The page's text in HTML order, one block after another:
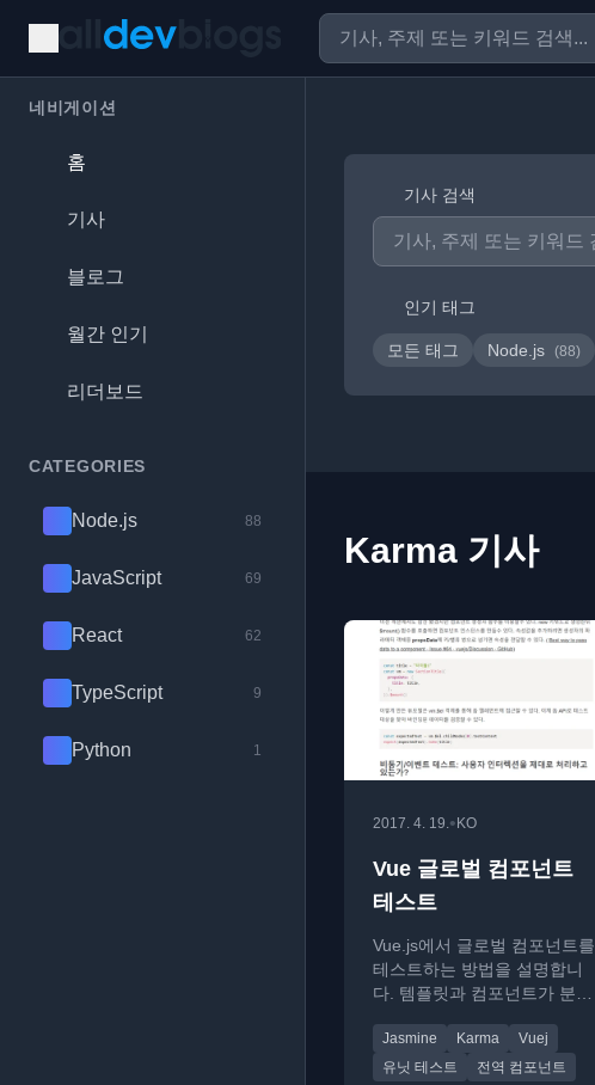
네비게이션
홈
기사
블로그
월간 인기
리더보드
CATEGORIES
Node.js 88
JavaScript 69
React 62
TypeScript 9
Python 1
기사 검색
인기 태그
모든 태그 Node.js (88)
Karma 기사
2017. 4. 19.• KO
Vue 글로벌 컴포넌트
테스트
Vue.js에서 글로벌 컴포넌트를
테스트하는 방법을 설명합니
다. 템플릿과 컴포넌트가 분리
Karma를 사용한 테스트 접근
법을 다룹니다.
Jasmine Karma
Vuej
유닛 테스트
전역 컴포넌트